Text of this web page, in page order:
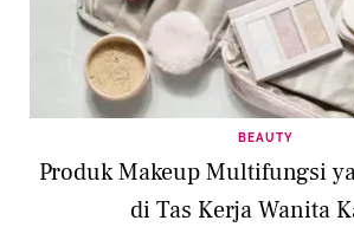
BEAUTY
Produk Makeup Multifungsi
di Tas Kerja Wanita